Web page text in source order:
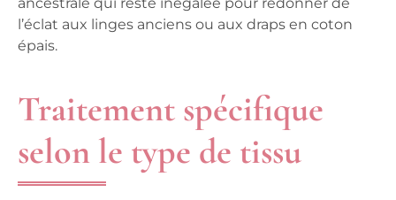
l’éclat aux linges anciens ou aux draps en coton
épais.
Traitement spécifique
selon le type de tissu